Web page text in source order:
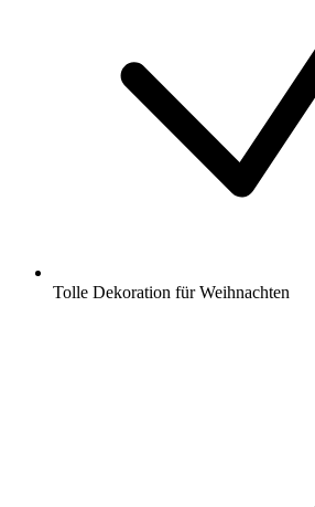
Tolle Dekoration für Weihnachten